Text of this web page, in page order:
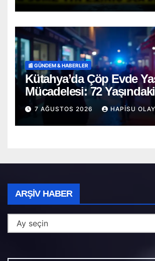
📰 GÜNDEM & HABERLER
Kütahya’da Çöp Evde
Mücadelesi: 72
D. Mucizevi Şekilde
7 AĞUSTOS 2026 HAPISU
ARŞIV HABER
Haber